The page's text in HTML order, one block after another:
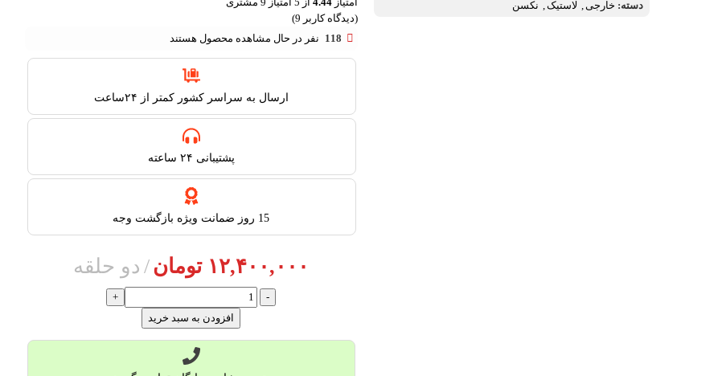
دسته: خارجی, لاستیک, نکسن
(دیدگاه کاربر 9
)
118 نفر در حال مشاهده محصول هستند
ارسال به سراسر کشور کمتر از ۲۴ساعت
پشتیبانی ۲۴ ساعته​
15 روز ضمانت ویژه بازگشت وجه
۱۲,۴۰۰,۰۰۰ تومان دو حلقه
افزودن به سبد خرید